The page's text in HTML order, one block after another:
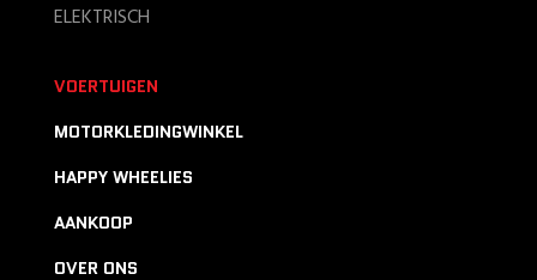
ELEKTRISCH
VOERTUIGEN
MOTORKLEDINGWINKEL
HAPPY WHEELIES
AANKOOP
OVER ONS